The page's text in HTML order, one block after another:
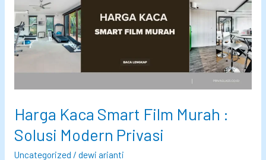
Harga Kaca Smart Film Murah :
Solusi Modern Privasi
Uncategorized / dewi arianti